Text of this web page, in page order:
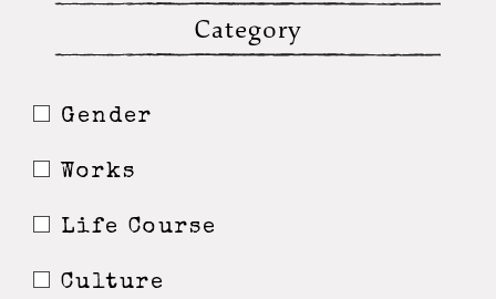
Category
Gender
Works
Life Course
Culture